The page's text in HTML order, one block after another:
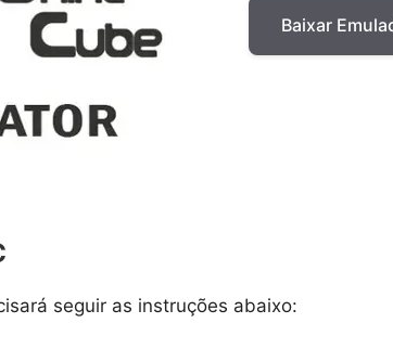
Baixar
seguir as instruções abaixo: